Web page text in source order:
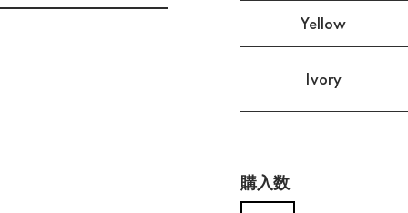
Yellow
Ivory
購入数